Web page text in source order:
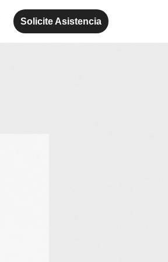
Solicite Asistencia